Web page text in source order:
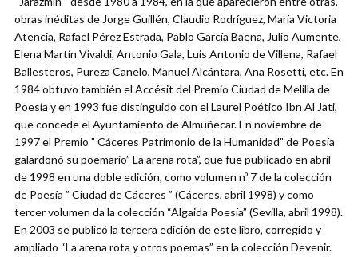
obras inéditas de Jorge Guillén, Claudio Rodríguez, María Victoria
Atencia, Rafael Pérez Estrada, Pablo García Baena, Julio Aumente,
Elena Martín Vivaldi, Antonio Gala, Luis Antonio de Villena, Rafael
Ballesteros, Pureza Canelo, Manuel Alcántara, Ana Rosetti, etc. En
1984 obtuvo también el Accésit del Premio Ciudad de Melilla de
Poesía y en 1993 fue distinguido con el Laurel Poético Ibn Al Jati,
que concede el Ayuntamiento de Almuñecar. En noviembre de
1997 el Premio ” Cáceres Patrimonio de la Humanidad” de Poesía
galardonó su poemario” La arena rota”, que fue publicado en abril
de 1998 en una doble edición, como volumen nº 7 de la colección
de Poesía ” Ciudad de Cáceres ” (Cáceres, abril 1998) y como
tercer volumen da la colección “Algaida Poesía” (Sevilla, abril 1998).
En 2003 se publicó la tercera edición de este libro, corregido y
ampliado “La arena rota y otros poemas” en la colección Devenir.